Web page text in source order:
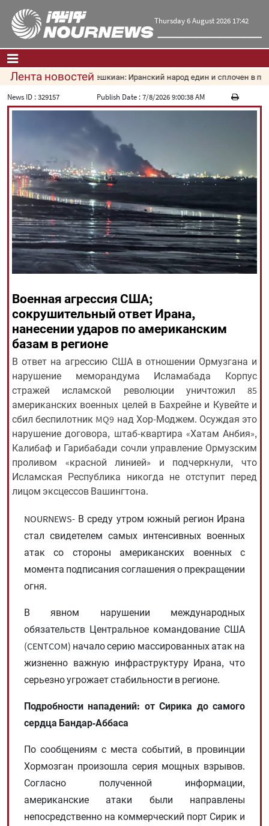
Thursday 6 August 2026 17:42
Главная|Контакты|О нас
Культура и общество
Экономика
Политика
взгляд
Мультимедиа
|فارسی|English|العربیه|
|עברית|русский|中文|
All rights reserved for NourNews
Copyright © 2021 www.nournews.ir
Лента новостейПезешкиан: Иранский народ един и сплочен в
News ID :329157 Publish Date :7/8/2026 9:00:38 AM
Военная агрессия США;
сокрушительный ответ Ирана,
нанесении ударов по американским
базам в регионе
В ответ на агрессию США в отношении Ормузгана и
нарушение меморандума Исламабада Корпус
стражей исламской революции уничтожил 85
американских военных целей в Бахрейне и Кувейте и
сбил беспилотник MQ9 над Хор-Моджем. Осуждая это
нарушение договора, штаб-квартира «Хатам Анбия»,
Калибаф и Гарибабади сочли управление Ормузским
проливом «красной линией» и подчеркнули, что
Исламская Республика никогда не отступит перед
лицом эксцессов Вашингтона.
NOURNEWS- В среду утром южный регион Ирана
стал свидетелем самых интенсивных военных
атак со стороны американских военных с
момента подписания соглашения о прекращении
огня.
В явном нарушении международных
обязательств Центральное командование США
(CENTCOM) начало серию массированных атак на
жизненно важную инфраструктуру Ирана, что
серьезно угрожает стабильности в регионе.
Подробности нападений: от Сирика до самого
сердца Бандар-Аббаса
По сообщениям с места событий, в провинции
Хормозган произошла серия мощных взрывов.
Согласно полученной информации,
американские атаки были направлены
непосредственно на коммерческий порт Сирик и